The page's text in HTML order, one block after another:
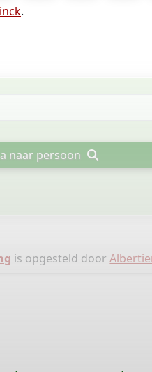
.
naar persoon
is opgesteld door